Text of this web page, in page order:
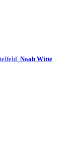
Noah Witte